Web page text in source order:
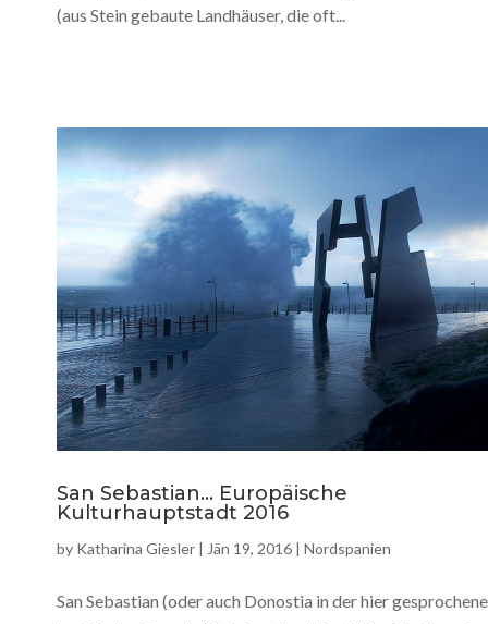
(aus Stein gebaute Landhäuser, die oft...
San Sebastian… Europäische
Kulturhauptstadt 2016
by Katharina Giesler | Jän 19, 2016 | Nordspanien
San Sebastian (oder auch Donostia in der hier